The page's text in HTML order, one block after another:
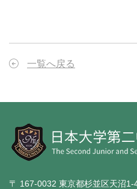
一覧へ戻る
〒 167-0032 東京都杉並区天沼1-